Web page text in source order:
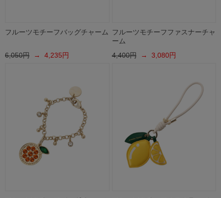
フルーツモチーフバッグチャーム
6,050円 → 4,235円
フルーツモチーフファスナーチャ
ーム
4,400円→ 3,080円